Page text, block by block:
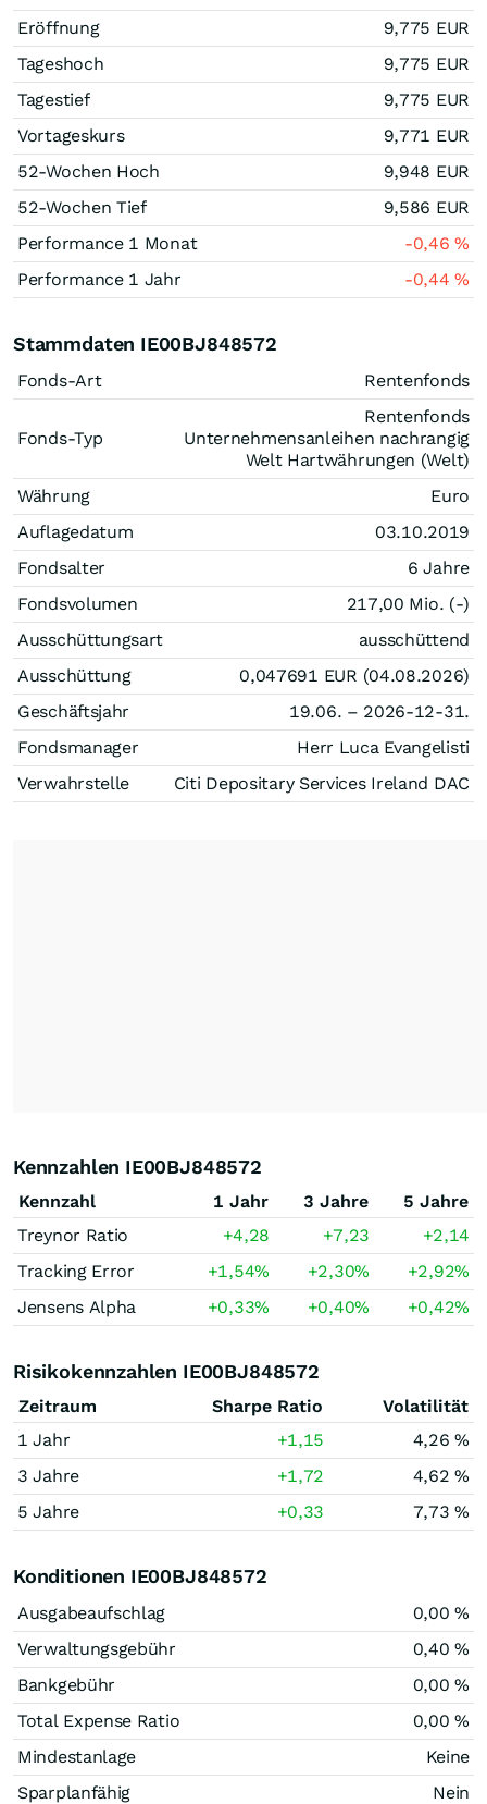
Eröffnung
9,775 EUR
Tageshoch
9,775 EUR
Tagestief
9,775 EUR
Vortageskurs
9,771 EUR
52-Wochen Hoch
9,948 EUR
52-Wochen Tief
9,586 EUR
Performance 1 Monat
-0,46%
Performance 1 Jahr
-0,44%
Stammdaten IE00BJ848572
Fonds-Art Rentenfonds
Fonds-Typ
Rentenfonds
Unternehmensanleihen nachrangig
Welt Hartwährungen (Welt)
Währung
Euro
Auflagedatum
03.10.2019
Fondsalter
6 Jahre
Fondsvolumen
217,00 Mio. (-)
Ausschüttungsart
ausschüttend
Ausschüttung
0,047691 EUR (04.08.2026)
Geschäftsjahr
19.06. – 2026-12-31.
Fondsmanager
Herr Luca Evangelisti
Verwahrstelle
Citi Depositary Services Ireland DAC
Kennzahlen IE00BJ848572
Kennzahl 1 Jahr 3 Jahre
5 Jahre
Treynor Ratio
+4,28 +7,23
+2,14
Tracking Error
+1,54% +2,30% +2,92%
Jensens Alpha
+0,33% +0,40% +0,42%
Risikokennzahlen IE00BJ848572
Zeitraum Sharpe Ratio
Volatilität
1 Jahr
+1,15
4,26 %
3 Jahre
+1,72
4,62 %
5 Jahre
+0,33 7,73 %
Konditionen IE00BJ848572
Ausgabeaufschlag
0,00 %
Verwaltungsgebühr
0,40 %
Bankgebühr
0,00 %
Total Expense Ratio
0,00 %
Mindestanlage
Keine
Sparplanfähig
Nein